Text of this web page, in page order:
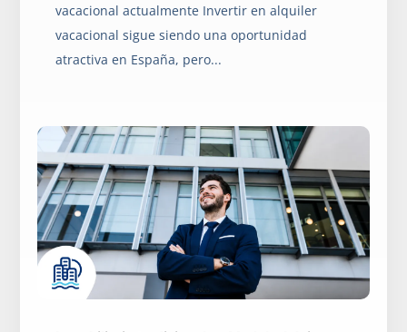
vacacional actualmente Invertir en alquiler
vacacional sigue siendo una oportunidad
atractiva en España, pero...